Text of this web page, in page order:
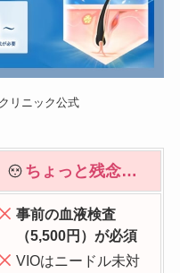
リニック公式
ちょっと残念…
事前の血液検査
（5,500円）が必須
VIOはニードル未対